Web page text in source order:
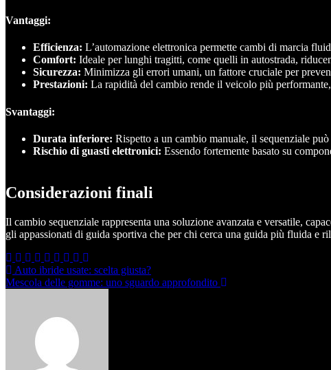
Vantaggi:
Efficienza: L’automazione elettronica permette cambi di marcia
Comfort: Ideale per lunghi tragitti, come quelli in autostrada,
Sicurezza: Minimizza gli errori umani, un fattore cruciale per
Prestazioni: La rapidità del cambio rende il veicolo più
Svantaggi:
Durata inferiore: Rispetto a un cambio manuale, il sequenziale
Rischio di guasti elettronici: Essendo fortemente basato su
Considerazioni finali
Il cambio sequenziale rappresenta una soluzione avanzata e versatile,
gli appassionati di guida sportiva che per chi cerca una guida più fluida e
Navigazione
articoli
Auto ibride usate: scelta giusta?
Mescola delle gomme: uno sguardo approfondito